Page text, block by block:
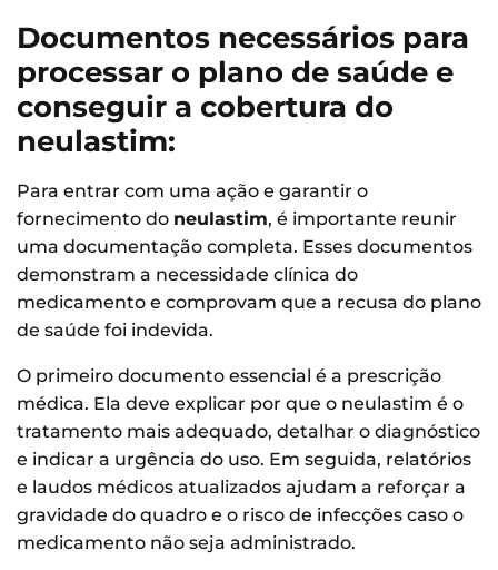
Documentos necessários para
processar o plano de saúde e
conseguir a cobertura do
neulastim:
Para entrar com uma ação e garantir o
fornecimento do neulastim, é importante reunir
uma documentação completa. Esses documentos
demonstram a necessidade clínica do
medicamento e comprovam que a recusa do plano
de saúde foi indevida.
O primeiro documento essencial é a prescrição
médica. Ela deve explicar por que o neulastim é o
tratamento mais adequado, detalhar o diagnóstico
e indicar a urgência do uso. Em seguida, relatórios
e laudos médicos atualizados ajudam a reforçar a
gravidade do quadro e o risco de infecções caso o
medicamento não seja administrado.